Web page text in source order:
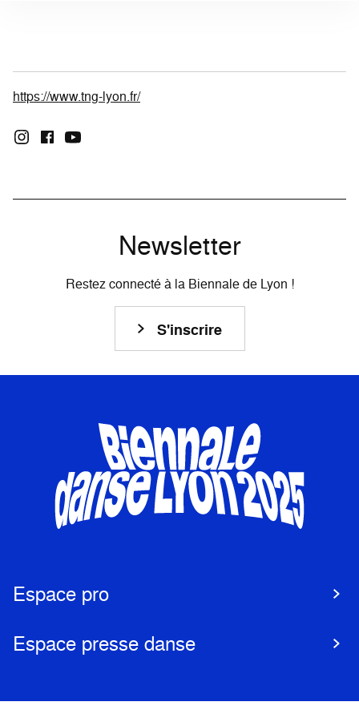
https://www.tng-lyon.fr/
Newsletter
Restez connecté à la Biennale de Lyon !
S'inscrire
Espace pro
Espace presse danse